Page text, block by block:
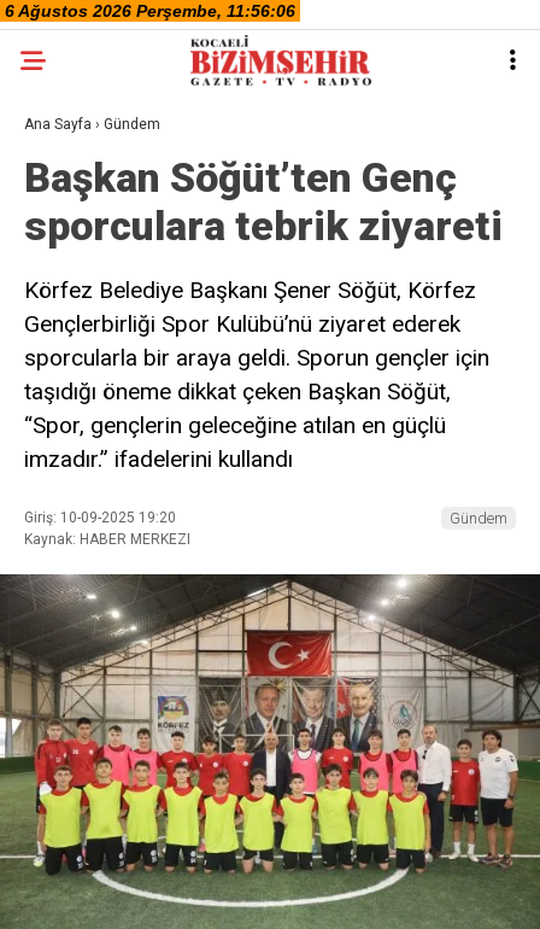
Ana Sayfa › Gündem
Başkan Söğüt’ten Genç
sporculara tebrik ziyareti
Körfez Belediye Başkanı Şener Söğüt, Körfez
Gençlerbirliği Spor Kulübü’nü ziyaret ederek
sporcularla bir araya geldi. Sporun gençler için
taşıdığı öneme dikkat çeken Başkan Söğüt,
“Spor, gençlerin geleceğine atılan en güçlü
imzadır.” ifadelerini kullandı
Giriş: 10-09-2025 19:20
Kaynak: HABER MERKEZI
Gündem